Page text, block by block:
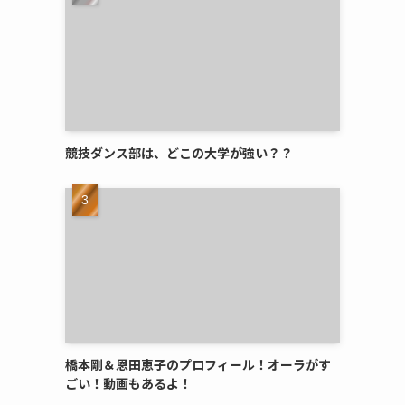
競技ダンス部は、どこの大学が強い？？
橋本剛＆恩田恵子のプロフィール！オーラがす
ごい！動画もあるよ！